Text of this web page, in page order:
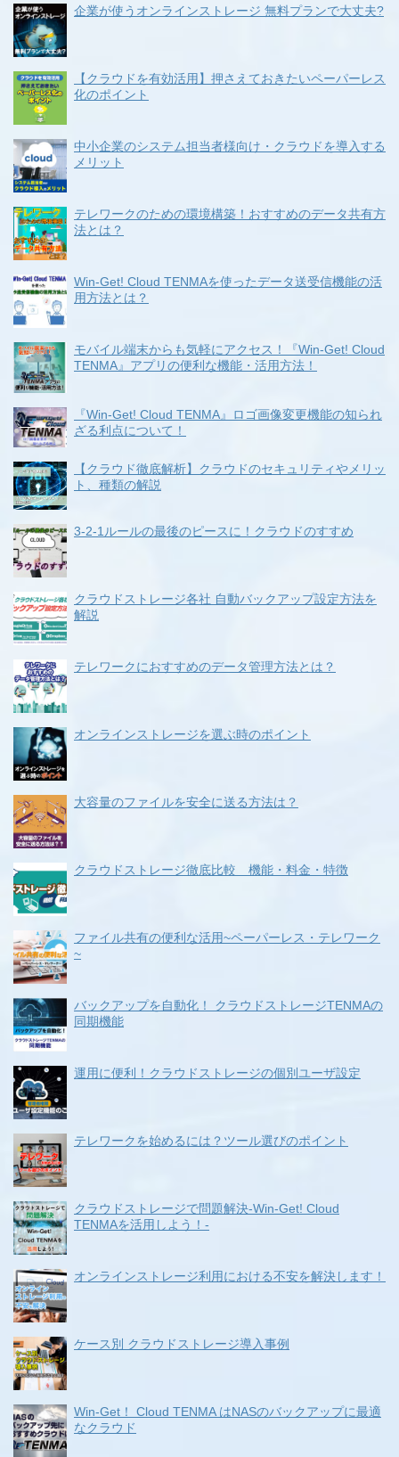
企業が使うオンラインストレージ 無料プランで大丈夫?
【クラウドを有効活用】押さえておきたいペーパーレス
化のポイント
中小企業のシステム担当者様向け・クラウドを導入する
メリット
テレワークのための環境構築！おすすめのデータ共有方
法とは？
Win-Get! Cloud TENMAを使ったデータ送受信機能の活
用方法とは？
モバイル端末からも気軽にアクセス！『Win-Get! Cloud
TENMA』アプリの便利な機能・活用方法！
『Win-Get! Cloud TENMA』ロゴ画像変更機能の知られ
ざる利点について！
【クラウド徹底解析】クラウドのセキュリティやメリッ
ト、種類の解説
3-2-1ルールの最後のピースに！クラウドのすすめ
クラウドストレージ各社 自動バックアップ設定方法を
解説
テレワークにおすすめのデータ管理方法とは？
オンラインストレージを選ぶ時のポイント
大容量のファイルを安全に送る方法は？
クラウドストレージ徹底比較 機能・料金・特徴
ファイル共有の便利な活用~ペーパーレス・テレワーク
~
バックアップを自動化！ クラウドストレージTENMAの
同期機能
運用に便利！クラウドストレージの個別ユーザ設定
テレワークを始めるには？ツール選びのポイント
クラウドストレージで問題解決-Win-Get! Cloud
TENMAを活用しよう！-
オンラインストレージ利用における不安を解決します！
ケース別 クラウドストレージ導入事例
Win-Get！ Cloud TENMA はNASのバックアップに最適
なクラウド